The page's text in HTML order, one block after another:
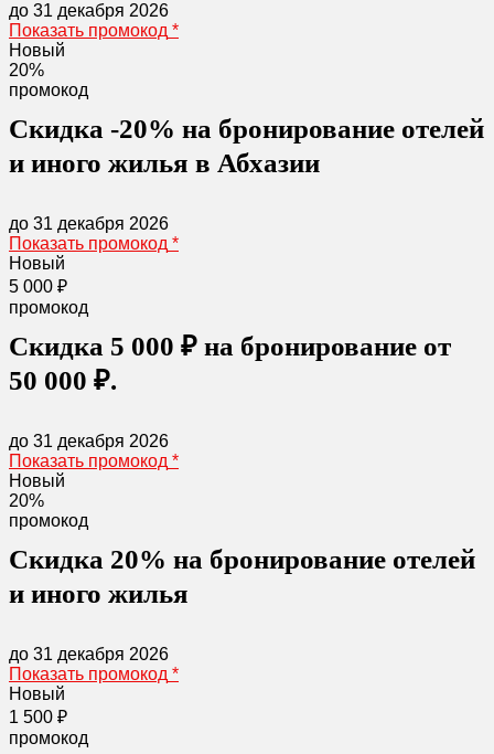
до 31 декабря 2026
Показать промокод *
Новый
20%
промокод
Скидка -20% на бронирование отелей
и иного жилья в Абхазии
до 31 декабря 2026
Показать промокод *
Новый
5 000 ₽
промокод
Скидка 5 000 ₽ на бронирование от
50 000 ₽.
до 31 декабря 2026
Показать промокод *
Новый
20%
промокод
Скидка 20% на бронирование отелей
и иного жилья
до 31 декабря 2026
Показать промокод *
Новый
1 500 ₽
промокод